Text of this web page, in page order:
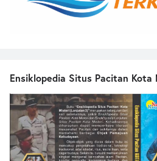
Ensiklopedia Situs Pacitan